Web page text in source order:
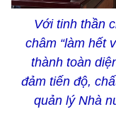
Với tinh thần
châm “làm hết
thành toàn
đảm tiến độ,
quản lý Nhà